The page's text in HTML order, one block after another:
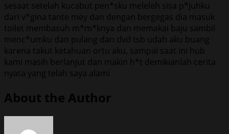
sesaat setelah kucabut pen*sku meleleh sisa p*juhku
dari v*gina tante mey dan dengan bergegas dia masuk
toilet membasuh m*m*knya dan memakai baju sambil
menc*umku dan pulang dan dvd tsb udah aku buang
karena takut ketahuan ortu aku, sampai saat ini hub
kami masih berlanjut dan makin h*t demikianlah cerita
nyata yang telah saya alami
About the Author